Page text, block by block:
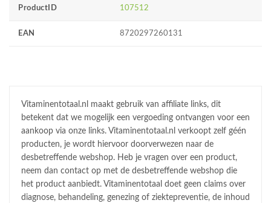
ProductID 107512
EAN 8720297260131
Vitaminentotaal.nl maakt gebruik van affiliate links, dit
betekent dat we mogelijk een vergoeding ontvangen voor een
aankoop via onze links. Vitaminentotaal.nl verkoopt zelf géén
producten, je wordt hiervoor doorverwezen naar de
desbetreffende webshop. Heb je vragen over een product,
neem dan contact op met de desbetreffende webshop die
het product aanbiedt. Vitaminentotaal doet geen claims over
diagnose, behandeling, genezing of ziektepreventie, de inhoud